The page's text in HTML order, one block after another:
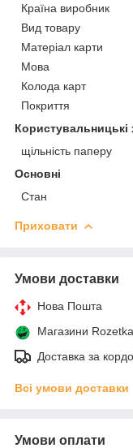
Країна виробник
Вид товару
Матеріал карти
Мова
Колода карт
Покриття
Користувальницькі
щільність паперу
Основні
Стан
Приховати
Умови доставки
Нова Пошта
Магазини Rozetka
Доставка за
Всі умови доставки
Умови оплати